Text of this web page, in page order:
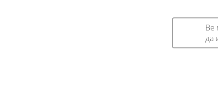
Ве
да